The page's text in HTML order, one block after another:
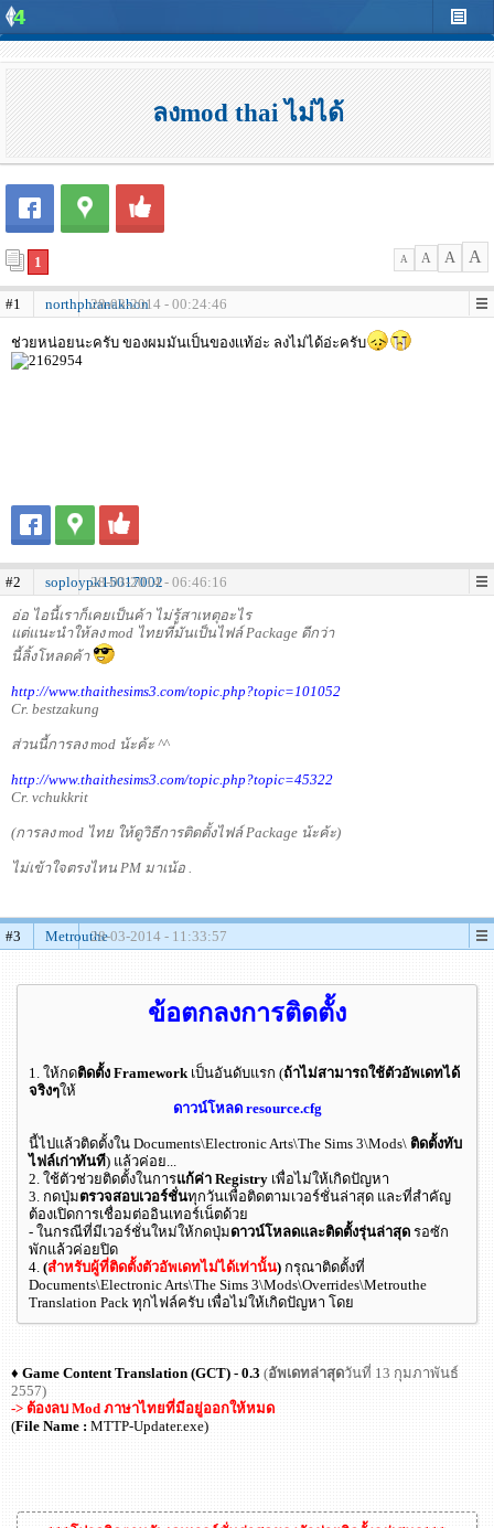
ลงmod thai ไม่ได้
1 A A A A
#1 northphranakhon
28-03-2014 - 00:24:46
ช่วยหน่อยนะครับ ของผมมันเป็นของเเท้อ่ะ ลงไม่ได้อ่ะครับ
#2 soploypk15017002
28-03-2014 - 06:46:16
อ่อ ไอนี้เราก็เคยเป็นค้า ไม่รู้สาเหตุอะไร
แต่แนะนำให้ลง mod ไทยที่มันเป็นไฟล์ Package ดีกว่า
นี้ลิ้งโหลดค้า
http://www.thaithesims3.com/topic.php?topic=101052
Cr. bestzakung
ส่วนนี้การลง mod น้ะค้ะ ^^
http://www.thaithesims3.com/topic.php?topic=45322
Cr. vchukkrit
(การลง mod ไทย ให้ดูวิธีการติดตั้งไฟล์ Package น้ะค้ะ)
ไม่เข้าใจตรงไหน PM มาเน้อ .
#3 Metrouthe28-03-2014 - 11:33:57
ข้อตกลงการติดตั้ง
1. ให้กดติดตั้ง Frameworkเป็นอันดับแรก (ถ้าไม่สามารถใช้ตัวอัพเดทได้
จริงๆให้
ดาวน์โหลด resource.cfg
นี้ไปแล้วติดตั้งใน Documents\Electronic Arts\The Sims 3\Mods\ ติดตั้งทับ
ไฟล์เก่าทันที) แล้วค่อย...
2. ใช้ตัวช่วยติดตั้งในการแก้ค่า Registry เพื่อไม่ให้เกิดปัญหา
3. กดปุ่มตรวจสอบเวอร์ชั่นทุกวันเพื่อติดตามเวอร์ชั่นล่าสุด และที่สำคัญ
ต้องเปิดการเชื่อมต่ออินเทอร์เน็ตด้วย
- ในกรณีที่มีเวอร์ชั่นใหม่ให้กดปุ่มดาวน์โหลดและติดตั้งรุ่นล่าสุด รอซัก
พักแล้วค่อยปิด
4. (สำหรับผู้ที่ติดตั้งตัวอัพเดทไม่ได้เท่านั้น) กรุณาติดตั้งที่
Documents\Electronic Arts\The Sims 3\Mods\Overrides\Metrouthe
Translation Pack ทุกไฟล์ครับ เพื่อไม่ให้เกิดปัญหา โดย
♦ Game Content Translation (GCT) - 0.3 (อัพเดทล่าสุดวันที่ 13 กุมภาพันธ์
2557)
-> ต้องลบ Mod ภาษาไทยที่มีอยู่ออกให้หมด
(File Name : MTTP-Updater.exe)